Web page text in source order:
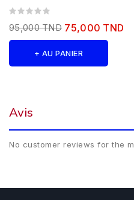
95,000 TND 75,000 TND
+ AU PANIER
Avis
No customer reviews for the